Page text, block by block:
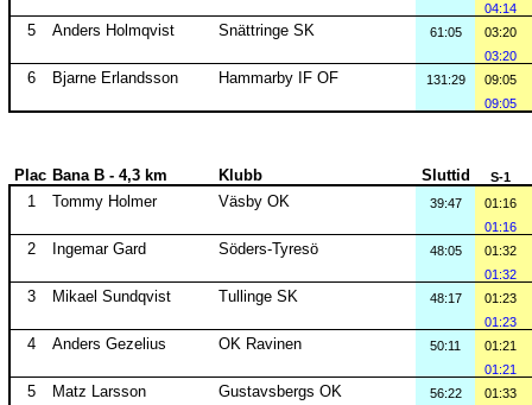
04:14
5 Anders Holmqvist Snättringe SK 61:05
03:20
03:20
6 Bjarne Erlandsson Hammarby IF OF 131:29
09:05
09:05
Plac Bana B - 4,3 km Klubb Sluttid S-1
1 Tommy Holmer Väsby OK 39:47
01:16
01:16
2 Ingemar Gard Söders-Tyresö 48:05
01:32
01:32
3 Mikael Sundqvist Tullinge SK 48:17
01:23
01:23
4 Anders Gezelius OK Ravinen 50:11
01:21
01:21
5 Matz Larsson Gustavsbergs OK 56:22
01:33